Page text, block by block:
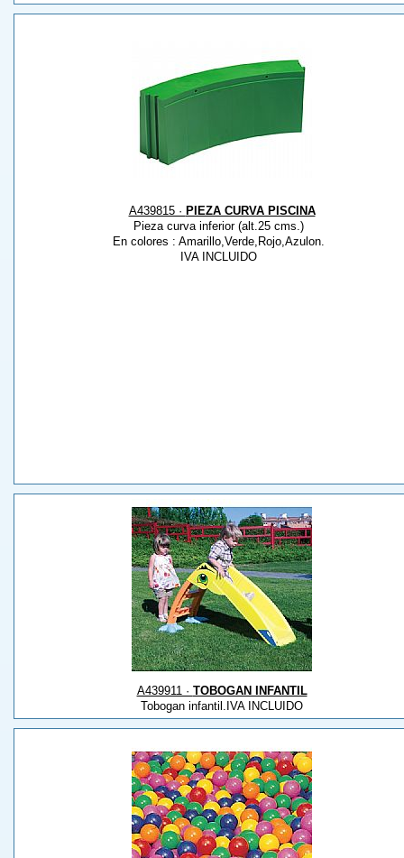
A439815 · PIEZA CURVA PISCINA
Pieza curva inferior (alt.25 cms.)
En colores : Amarillo,Verde,Rojo,Azulon.
IVA INCLUIDO
A439911 · TOBOGAN INFANTIL
Tobogan infantil.IVA INCLUIDO